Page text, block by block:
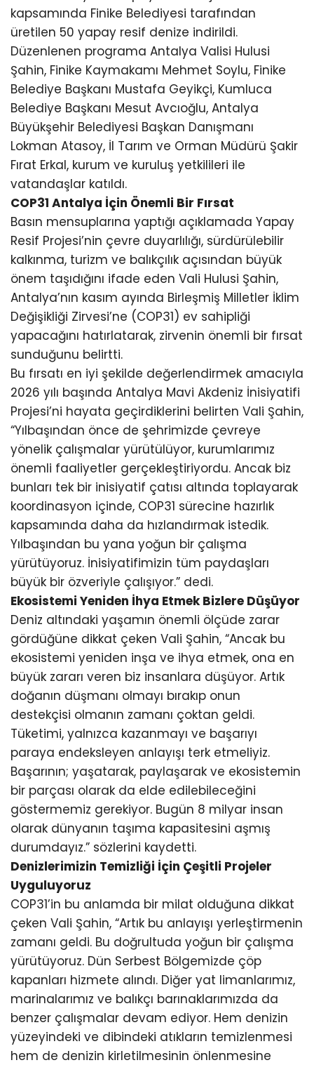
kapsamında Finike Belediyesi tarafından
üretilen 50 yapay resif denize indirildi.
Düzenlenen programa Antalya Valisi Hulusi
Şahin, Finike Kaymakamı Mehmet Soylu, Finike
Belediye Başkanı Mustafa Geyikçi, Kumluca
Belediye Başkanı Mesut Avcıoğlu, Antalya
Büyükşehir Belediyesi Başkan Danışmanı
Lokman Atasoy, İl Tarım ve Orman Müdürü Şakir
Fırat Erkal, kurum ve kuruluş yetkilileri ile
vatandaşlar katıldı.
COP31 Antalya İçin Önemli Bir Fırsat
Basın mensuplarına yaptığı açıklamada Yapay
Resif Projesi’nin çevre duyarlılığı, sürdürülebilir
kalkınma, turizm ve balıkçılık açısından büyük
önem taşıdığını ifade eden Vali Hulusi Şahin,
Antalya’nın kasım ayında Birleşmiş Milletler İklim
Değişikliği Zirvesi’ne (COP31) ev sahipliği
yapacağını hatırlatarak, zirvenin önemli bir fırsat
sunduğunu belirtti.
Bu fırsatı en iyi şekilde değerlendirmek amacıyla
2026 yılı başında Antalya Mavi Akdeniz İnisiyatifi
Projesi’ni hayata geçirdiklerini belirten Vali Şahin,
“Yılbaşından önce de şehrimizde çevreye
yönelik çalışmalar yürütülüyor, kurumlarımız
önemli faaliyetler gerçekleştiriyordu. Ancak biz
bunları tek bir inisiyatif çatısı altında toplayarak
koordinasyon içinde, COP31 sürecine hazırlık
kapsamında daha da hızlandırmak istedik.
Yılbaşından bu yana yoğun bir çalışma
yürütüyoruz. İnisiyatifimizin tüm paydaşları
büyük bir özveriyle çalışıyor.” dedi.
Ekosistemi Yeniden İhya Etmek Bizlere Düşüyor
Deniz altındaki yaşamın önemli ölçüde zarar
gördüğüne dikkat çeken Vali Şahin, “Ancak bu
ekosistemi yeniden inşa ve ihya etmek, ona en
büyük zararı veren biz insanlara düşüyor. Artık
doğanın düşmanı olmayı bırakıp onun
destekçisi olmanın zamanı çoktan geldi.
Tüketimi, yalnızca kazanmayı ve başarıyı
paraya endeksleyen anlayışı terk etmeliyiz.
Başarının; yaşatarak, paylaşarak ve ekosistemin
bir parçası olarak da elde edilebileceğini
göstermemiz gerekiyor. Bugün 8 milyar insan
olarak dünyanın taşıma kapasitesini aşmış
durumdayız.” sözlerini kaydetti.
Denizlerimizin Temizliği İçin Çeşitli Projeler
Uyguluyoruz
COP31’in bu anlamda bir milat olduğuna dikkat
çeken Vali Şahin, “Artık bu anlayışı yerleştirmenin
zamanı geldi. Bu doğrultuda yoğun bir çalışma
yürütüyoruz. Dün Serbest Bölgemizde çöp
kapanları hizmete alındı. Diğer yat limanlarımız,
marinalarımız ve balıkçı barınaklarımızda da
benzer çalışmalar devam ediyor. Hem denizin
yüzeyindeki ve dibindeki atıkların temizlenmesi
hem de denizin kirletilmesinin önlenmesine